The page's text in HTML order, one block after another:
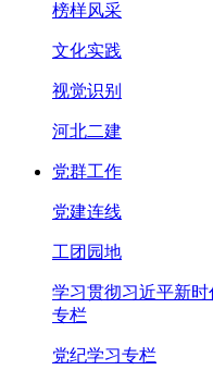
榜样风采
文化实践
视觉识别
河北二建
党群工作
党建连线
工团园地
学习贯彻习近平新
专栏
党纪学习专栏